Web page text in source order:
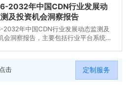
2032年中国CDN行业发展动
及投资机会洞察报告
2032年中国CDN行业发展动态监测及
会洞察报告，主要包括行业平台系统设
击
定制服务